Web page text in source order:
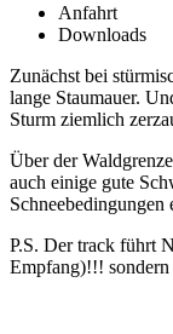
Anfahrt
Downloads
Zunächst bei
lange Staumauer.
Sturm ziemlich
Über der
auch einige gute
P.S. Der track führt
Empfang)!!! sondern